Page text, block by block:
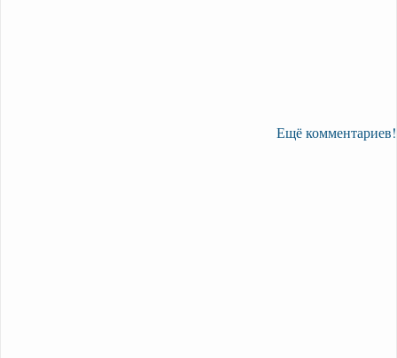
Ещё комментариев!